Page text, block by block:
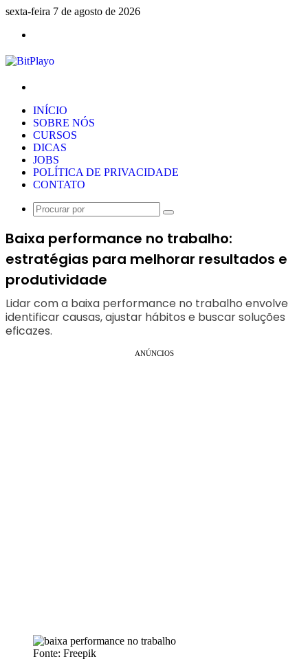
sexta-feira 7 de agosto de 2026
INÍCIO
SOBRE NÓS
CURSOS
DICAS
JOBS
POLÍTICA DE PRIVACIDADE
CONTATO
Procurar
Baixa performance no trabalho:
estratégias para melhorar resultados e
produtividade
Lidar com a baixa performance no trabalho envolve
identificar causas, ajustar hábitos e buscar soluções
eficazes.
ANÚNCIOS
Fonte: Freepik